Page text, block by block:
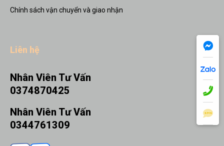
Chính sách vận chuyển và giao nhận
Liên hệ
Nhân Viên Tư Vấn
0374870425
Nhân Viên Tư Vấn
0344761309